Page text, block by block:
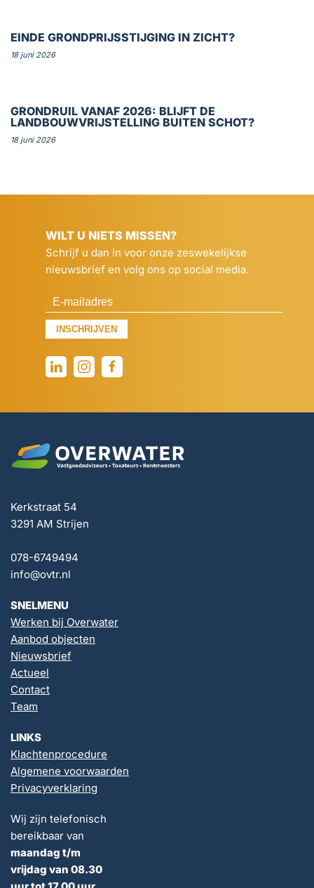
EINDE GRONDPRIJSSTIJGING IN ZICHT?
18 juni 2026
GRONDRUIL VANAF 2026: BLIJFT DE
LANDBOUWVRIJSTELLING BUITEN SCHOT?
18 juni 2026
WILT U NIETS MISSEN?
Schrijf u dan in voor onze zeswekelijkse
nieuwsbrief en volg ons op social media.
INSCHRIJVEN
Kerkstraat 54
3291 AM Strijen
078-6749494
info@ovtr.nl
SNELMENU
Werken bij Overwater
Aanbod objecten
Nieuwsbrief
Actueel
Contact
Team
LINKS
Klachtenprocedure
Algemene voorwaarden
Privacyverklaring
Wij zijn telefonisch
bereikbaar van
maandag t/m
vrijdag van 08.30